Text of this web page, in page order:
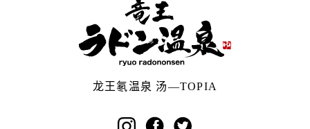
龙王氡温泉 汤―TOPIA